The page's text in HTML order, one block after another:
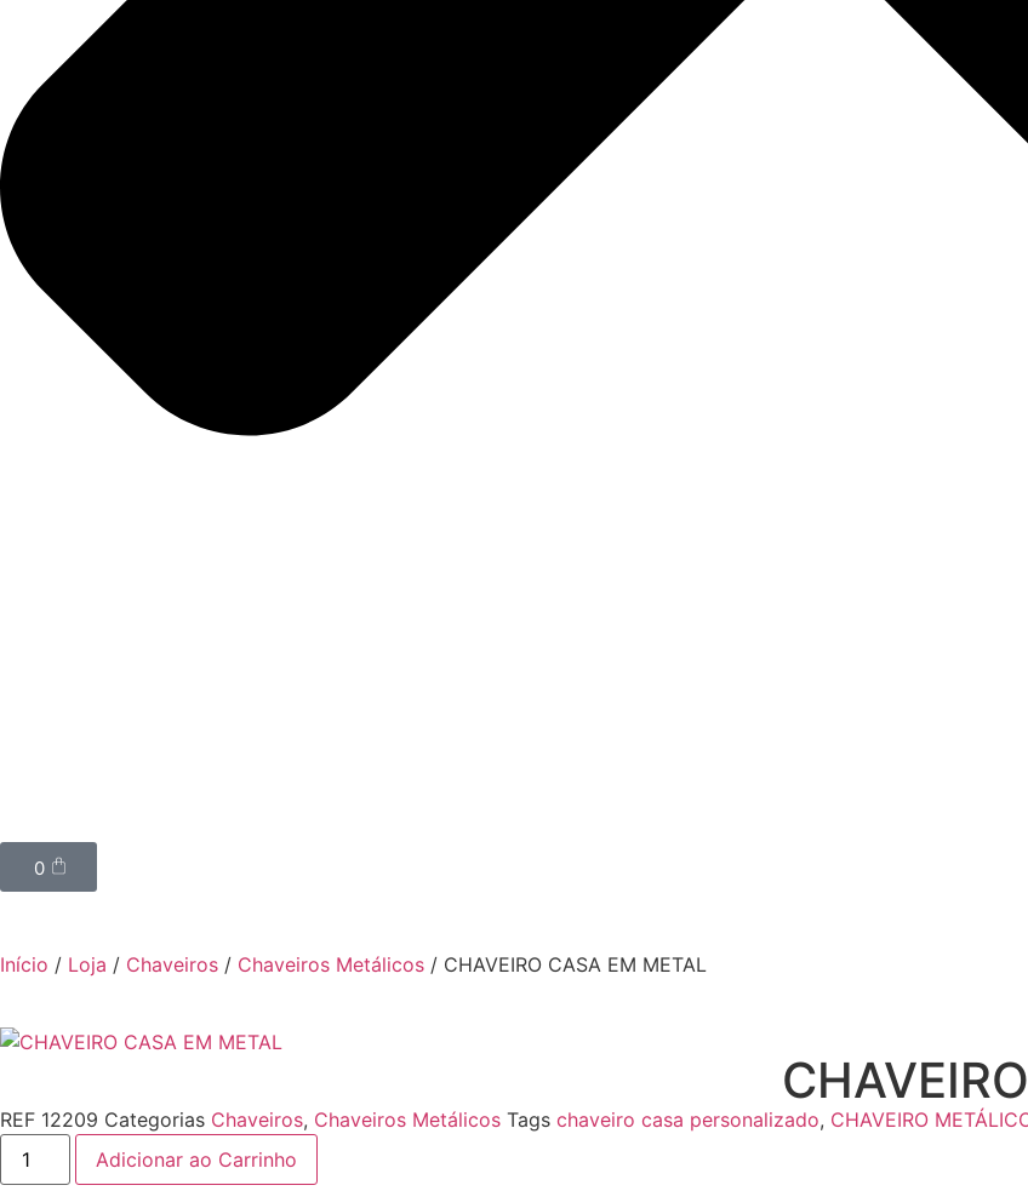
0
Início / Loja / Chaveiros / Chaveiros Metálicos / CHAVEIRO CASA EM METAL
REF 12209 Categorias Chaveiros, Chaveiros Metálicos Tags chaveiro casa personalizado, CHAVEIRO
Adicionar ao Carrinho